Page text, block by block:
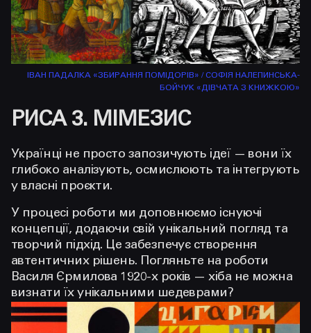
ІВАН ПАДАЛКА «ЗБИРАННЯ ПОМІДОРІВ» / СОФІЯ НАЛЕПИНСЬКА-
БОЙЧУК «ДІВЧАТА З КНИЖКОЮ»
РИСА 3. МІМЕЗИС
Українці не просто запозичують ідеї — вони їх
глибоко аналізують, осмислюють та інтегрують
у власні проєкти.
У процесі роботи ми доповнюємо існуючі
концепції, додаючи свій унікальний погляд та
творчий підхід. Це забезпечує створення
автентичних рішень. Погляньте на роботи
Василя Єрмилова 1920-х років — хіба не можна
визнати їх унікальними шедеврами?